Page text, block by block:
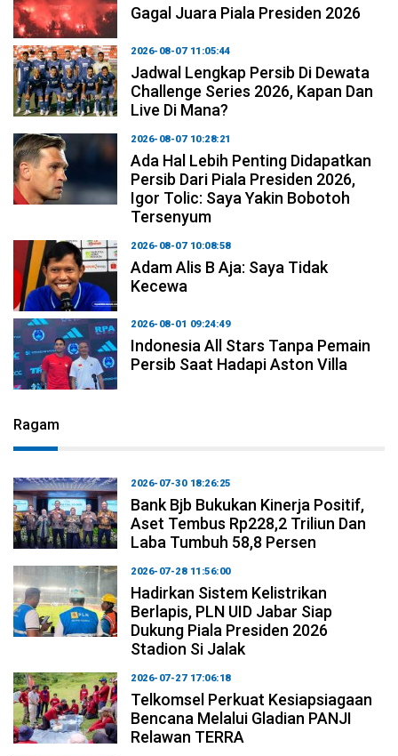
Gagal Juara Piala Presiden 2026
2026-08-07 11:05:44
Jadwal Lengkap Persib Di Dewata
Challenge Series 2026, Kapan Dan
Live Di Mana?
2026-08-07 10:28:21
Ada Hal Lebih Penting Didapatkan
Persib Dari Piala Presiden 2026,
Igor Tolic: Saya Yakin Bobotoh
Tersenyum
2026-08-07 10:08:58
Adam Alis B Aja: Saya Tidak
Kecewa
2026-08-01 09:24:49
Indonesia All Stars Tanpa Pemain
Persib Saat Hadapi Aston Villa
Ragam
2026-07-30 18:26:25
Bank Bjb Bukukan Kinerja Positif,
Aset Tembus Rp228,2 Triliun Dan
Laba Tumbuh 58,8 Persen
2026-07-28 11:56:00
Hadirkan Sistem Kelistrikan
Berlapis, PLN UID Jabar Siap
Dukung Piala Presiden 2026
Stadion Si Jalak
2026-07-27 17:06:18
Telkomsel Perkuat Kesiapsiagaan
Bencana Melalui Gladian PANJI
Relawan TERRA